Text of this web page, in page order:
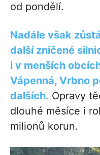
od pondělí.
Nadále však
další zničené
i v menších
Vápenná, Vrbno
dalších. Opravy
dlouhé měsíce i
milionů korun.